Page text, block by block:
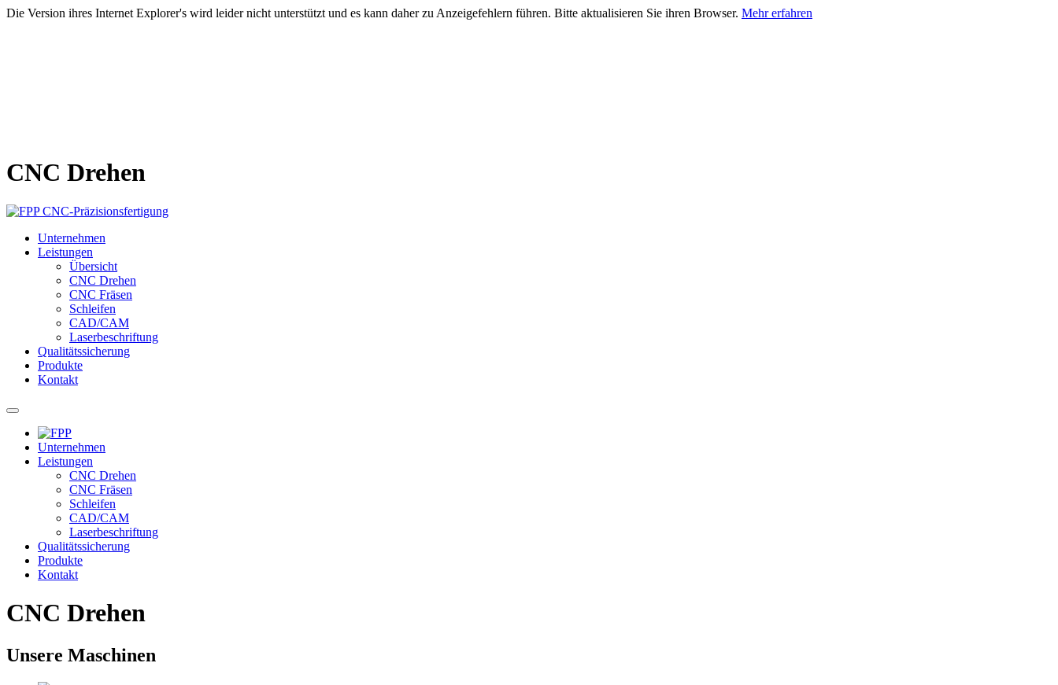
Die Version ihres Internet Explorer's wird leider nicht unterstützt und es kann daher zu Anzeigefehlern führen. Bitte aktualisieren Sie ihren Browser. Mehr erfahren
CNC Drehen
Unternehmen
Leistungen
Übersicht
CNC Drehen
CNC Fräsen
Schleifen
CAD/CAM
Laserbeschriftung
Qualitätssicherung
Produkte
Kontakt
Unternehmen
Leistungen
CNC Drehen
CNC Fräsen
Schleifen
CAD/CAM
Laserbeschriftung
Qualitätssicherung
Produkte
Kontakt
CNC Drehen
Unsere Maschinen